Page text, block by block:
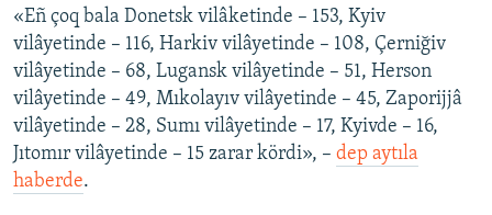
«Eñ çoq bala Donetsk vilâketinde – 153, Kyiv
vilâyetinde – 116, Harkiv vilâyetinde – 108, Çerniğiv
vilâyetinde – 68, Lugansk vilâyetinde – 51, Herson
vilâyetinde – 49, Mıkolayıv vilâyetinde – 45, Zaporijjâ
vilâyetinde – 28, Sumı vilâyetinde – 17, Kyivde – 16,
Jıtomır vilâyetinde – 15 zarar kördi», – dep aytıla
haberde.